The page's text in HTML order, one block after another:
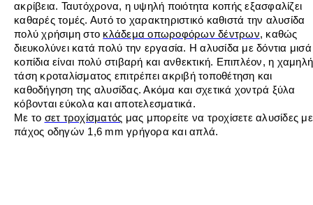
ακρίβεια. Ταυτόχρονα, η υψηλή ποιότητα κοπής εξασφαλίζει
καθαρές τομές. Αυτό το χαρακτηριστικό καθιστά την αλυσίδα
πολύ χρήσιμη στο κλάδεμα οπωροφόρων δέντρων, καθώς
διευκολύνει κατά πολύ την εργασία. Η αλυσίδα με δόντια μισά
κοπίδια είναι πολύ στιβαρή και ανθεκτική. Επιπλέον, η χαμηλή
τάση κροταλίσματος επιτρέπει ακριβή τοποθέτηση και
καθοδήγηση της αλυσίδας. Ακόμα και σχετικά χοντρά ξύλα
κόβονται εύκολα και αποτελεσματικά.
Με το σετ τροχίσματός μας μπορείτε να τροχίσετε αλυσίδες με
πάχος οδηγών 1,6 mm γρήγορα και απλά.